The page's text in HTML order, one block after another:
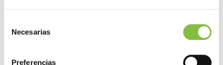
Necesarias
Preferencias
visitas, el
tiempo medio